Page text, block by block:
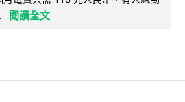
閱讀全文